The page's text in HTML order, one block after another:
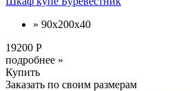
» 90х200х40
19200 Р
подробнее »
Купить
Заказать по своим размерам